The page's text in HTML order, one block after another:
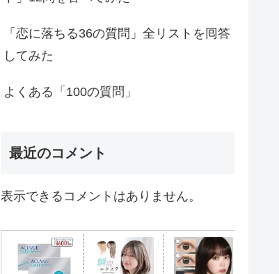
「恋に落ちる36の質問」全リストを囘答
してみた
よくある「100の質問」
最近のコメント
表示できるコメントはありません。